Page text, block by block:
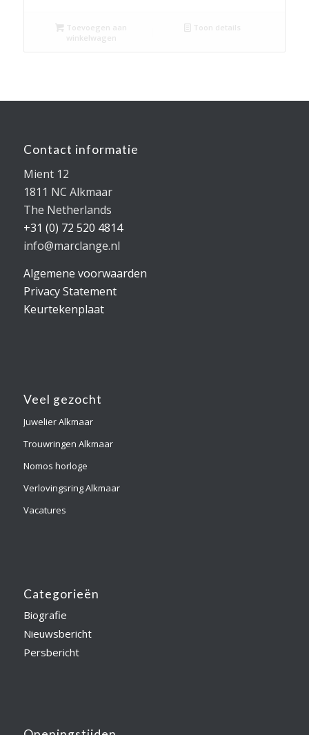
Toevoegen aan
winkelwagen
Toon details
Contact informatie
Mient 12
1811 NC Alkmaar
The Netherlands
+31 (0) 72 520 4814
info@marclange.nl
Algemene voorwaarden
Privacy Statement
Keurtekenplaat
Veel gezocht
Juwelier Alkmaar
Trouwringen Alkmaar
Nomos horloge
Verlovingsring Alkmaar
Vacatures
Categorieën
Biografie
Nieuwsbericht
Persbericht